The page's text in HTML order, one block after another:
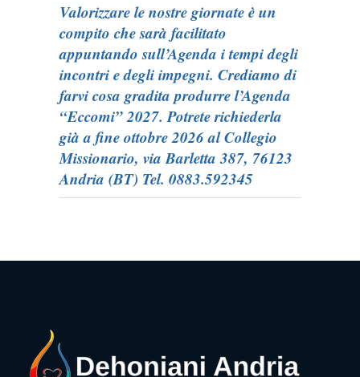
Valorizzare le nostre giornate è un
compito che sarà facilitato
appuntando sull’Agenda i tempi degli
incontri e degli impegni. Crediamo di
farvi cosa gradita produrre l’Agenda
“Eccomi” 2027. Potrete richiederla
già a fine ottobre 2026 al Collegio
Missionario, via Barletta 387, 76123
Andria (BT) Tel. 0883.592345